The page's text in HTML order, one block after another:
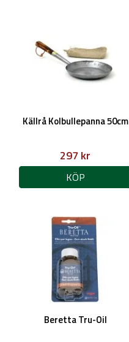
Källrå Kolbullepanna 50cm
297 kr
KÖP
Beretta Tru-Oil